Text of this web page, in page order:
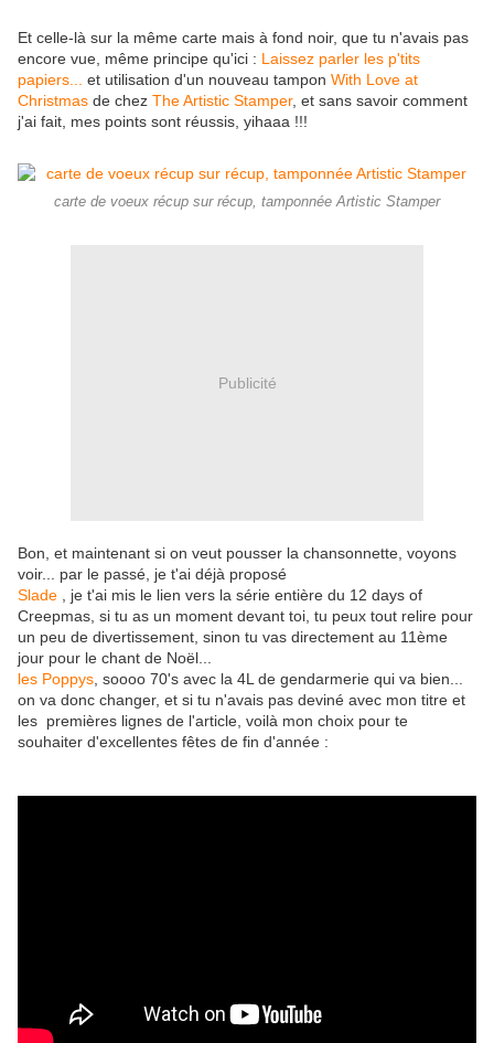
Et celle-là sur la même carte mais à fond noir, que tu n'avais pas
encore vue, même principe qu'ici : Laissez parler les p'tits
papiers...
et utilisation d'un nouveau tampon With Love at
Christmas de chez The Artistic Stamper, et sans savoir comment
j'ai fait, mes points sont réussis, yihaaa !!!
carte de voeux récup sur récup, tamponnée Artistic Stamper
Publicité
Bon, et maintenant si on veut pousser la chansonnette, voyons
voir... par le passé, je t'ai déjà proposé
Slade
, je t'ai mis le lien vers la série entière du 12 days of
Creepmas, si tu as un moment devant toi, tu peux tout relire pour
un peu de divertissement, sinon tu vas directement au 11ème
jour pour le chant de Noël...
les Poppys , soooo 70's avec la 4L de gendarmerie qui va bien...
on va donc changer, et si tu n'avais pas deviné avec mon titre et
les premières lignes de l'article, voilà mon choix pour te
souhaiter d'excellentes fêtes de fin d'année :